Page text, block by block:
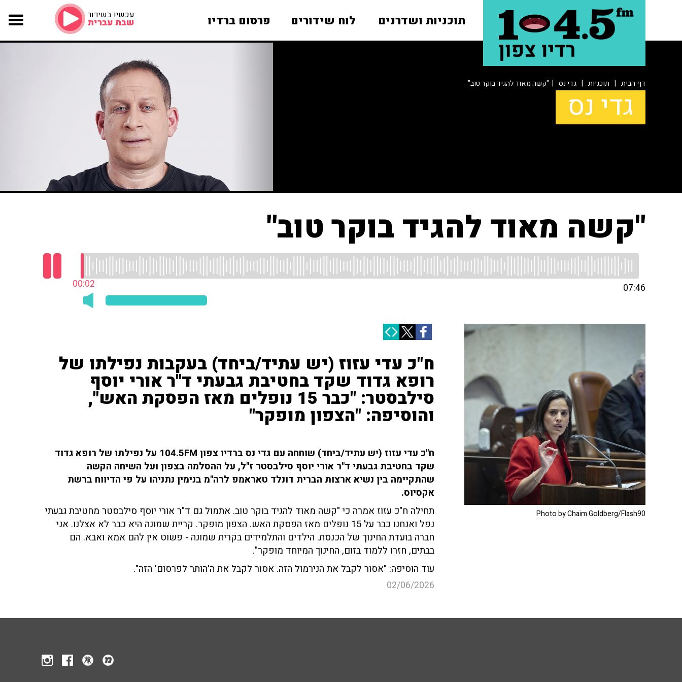
תוכניות ושדרנים לוח שידורים פרסום ברדיו עכשיו בשידור
שבת עברית
דף הבית | תוכניות | גדי נס | "קשה מאוד להגיד בוקר טוב"
גדי נס
"קשה מאוד להגיד בוקר טוב"
00:03 07:46
ח"כ עדי עזוז (יש עתיד/ביחד) בעקבות נפילתו של
רופא גדוד שקד בחטיבת גבעתי ד"ר אורי יוסף
סילבסטר: "כבר 15 נופלים מאז הפסקת האש",
והוסיפה: "הצפון מופקר"
ח"כ עדי עזוז (יש עתיד/ביחד) שוחחה עם גדי נס ברדיו צפון 104.5FM על נפילתו של רופא גדוד
שקד בחטיבת גבעתי ד"ר אורי יוסף סילבסטר ז"ל, על ההסלמה בצפון ועל השיחה הקשה
שהתקיימה בין נשיא ארצות הברית דונלד טאראמפ לרה"מ בנימין נתניהו על פי הדיווח ברשת
אקסיוס.
תחילה ח"כ עזוז אמרה כי "קשה מאוד להגיד בוקר טוב. אתמול גם ד"ר אורי יוסף סילבסטר מחטיבת גבעתי
נפל ואנחנו כבר על 15 נופלים מאז הפסקת האש. הצפון מופקר. קריית שמונה היא כבר לא אצלנו. אני
חברה בועדת החינוך של הכנסת. הילדים והתלמידים בקרית שמונה - פשוט אין להם אמא ואבא. הם
בבתים, חזרו ללמוד בזום, החינוך המיוחד מופקר".
עוד הוסיפה: "אסור לקבל את הנירמול הזה. אסור לקבל את ה'הותר לפרסום' הזה".
02/06/2026
Photo by Chaim Goldberg/Flash90